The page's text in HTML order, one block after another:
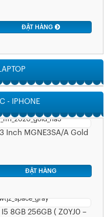
ĐẶT HÀNG
- IPHONE
Inch MGNE3SA/A Gold
ĐẶT HÀNG
8GB 256GB ( Z0YJ0 –